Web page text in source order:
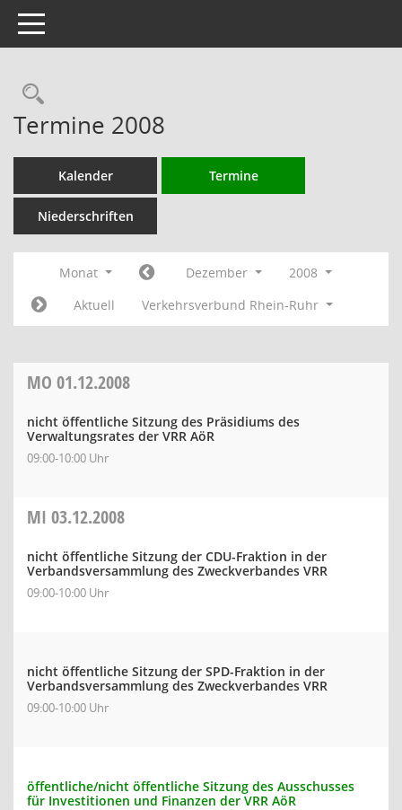
Toggle navigation
Rechercheauswahl
Termine 2008
Kalender Termine
Niederschriften
Monat Dezember
2008
Aktuell
Verkehrsverbund Rhein-Ruhr
MO 01.12.2008
nicht öffentliche Sitzung des Präsidiums des
Verwaltungsrates der VRR AöR
09:00-10:00 Uhr
MI 03.12.2008
nicht öffentliche Sitzung der CDU-Fraktion in der
Verbandsversammlung des Zweckverbandes VRR
09:00-10:00 Uhr
nicht öffentliche Sitzung der SPD-Fraktion in der
Verbandsversammlung des Zweckverbandes VRR
09:00-10:00 Uhr
öffentliche/nicht öffentliche Sitzung des Ausschusses
für Investitionen und Finanzen der VRR AöR